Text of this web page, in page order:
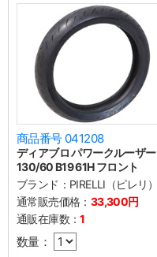
商品番号 041208
ディアブロ パワークルーザー
130/60 B19 61H フロント
ブランド： PIRELLI（ピレリ）
通常販売価格： 33,300円
通販在庫数：1
数量：